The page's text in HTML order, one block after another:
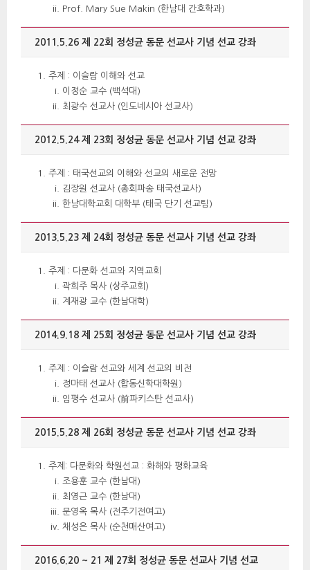
Prof. Mary Sue Makin (한남대 간호학과)
2011.5.26 제 22회 정성균 동문 선교사 기념 선교 강좌
주제 : 이슬람 이해와 선교
이정순 교수 (백석대)
최광수 선교사 (인도네시아 선교사)
2012.5.24 제 23회 정성균 동문 선교사 기념 선교 강좌
주제 : 태국선교의 이해와 선교의 새로운 전망
김장원 선교사 (총회파송 태국선교사)
한남대학교회 대학부 (태국 단기 선교팀)
2013.5.23 제 24회 정성균 동문 선교사 기념 선교 강좌
주제 : 다문화 선교와 지역교회
곽희주 목사 (상주교회)
계재광 교수 (한남대학)
2014.9.18 제 25회 정성균 동문 선교사 기념 선교 강좌
주제 : 이슬람 선교와 세계 선교의 비전
정마태 선교사 (합동신학대학원)
임평수 선교사 (前파키스탄 선교사)
2015.5.28 제 26회 정성균 동문 선교사 기념 선교 강좌
주제: 다문화와 학원선교 : 화해와 평화교육
조용훈 교수 (한남대)
최영근 교수 (한남대)
문영옥 목사 (전주기전여고)
채성은 목사 (순천매산여고)
2016.6.20 ~ 21 제 27회 정성균 동문 선교사 기념 선교